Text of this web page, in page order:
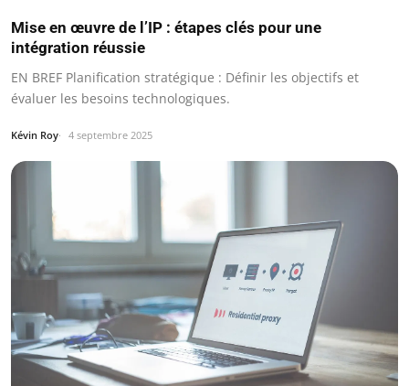
Mise en œuvre de l’IP : étapes clés pour une
intégration réussie
EN BREF Planification stratégique : Définir les objectifs et
évaluer les besoins technologiques.
Kévin Roy 4 septembre 2025